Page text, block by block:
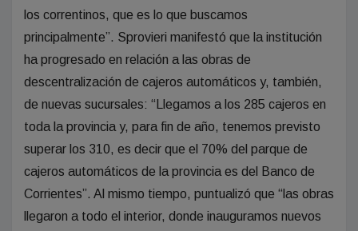
los correntinos, que es lo que buscamos
principalmente”. Sprovieri manifestó que la institución
ha progresado en relación a las obras de
descentralización de cajeros automáticos y, también,
de nuevas sucursales: “Llegamos a los 285 cajeros en
toda la provincia y, para fin de año, tenemos previsto
superar los 310, es decir que el 70% del parque de
cajeros automáticos de la provincia es del Banco de
Corrientes”. Al mismo tiempo, puntualizó que “las obras
llegaron a todo el interior, donde inauguramos nuevos